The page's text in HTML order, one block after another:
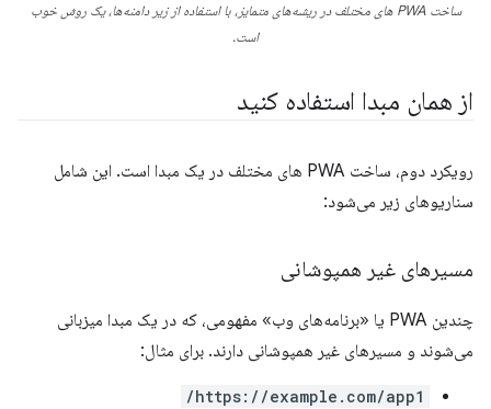
ساخت PWA های مختلف در ریشه‌های متمایز، با استفاده از زیر دامنه‌ها، یک روش خوب
است.
از همان مبدا استفاده کنید
رویکرد دوم، ساخت PWA های مختلف در یک مبدا است. این شامل
سناریوهای زیر می‌شود:
مسیرهای غیر همپوشانی
چندین PWA یا «برنامه‌های وب» مفهومی، که در یک مبدا میزبانی
می‌شوند و مسیرهای غیر همپوشانی دارند. برای مثال:
https://example.com/app1/